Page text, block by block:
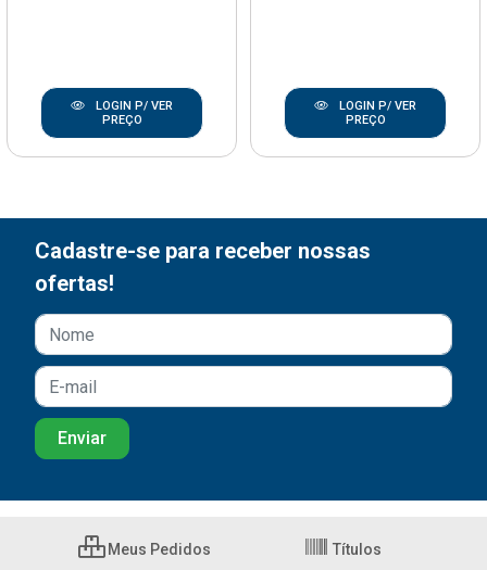
LOGIN P/ VER
PREÇO
LOGIN P/ VER
PREÇO
Cadastre-se para receber nossas
ofertas!
Meus Pedidos Títulos